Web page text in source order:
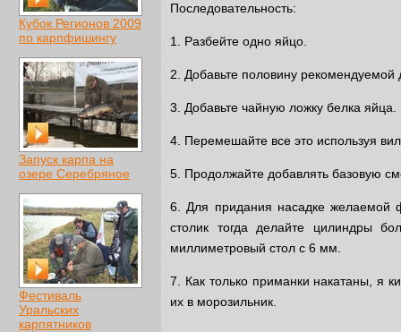
Кубок Регионов 2009
по карпфишингу
Запуск карпа на
озере Серебряное
Фестиваль
Уральских
карпятников
Последовательность:
1. Разбейте одно яйцо.
2. Добавьте половину рекомендуемой
3. Добавьте чайную ложку белка яйца.
4. Перемешайте все это используя
5. Продолжайте добавлять базовую
6. Для придания насадке желаемой
столик тогда делайте цилиндры
миллиметровый стол с 6 мм.
7. Как только приманки накатаны, я
их в морозильник.